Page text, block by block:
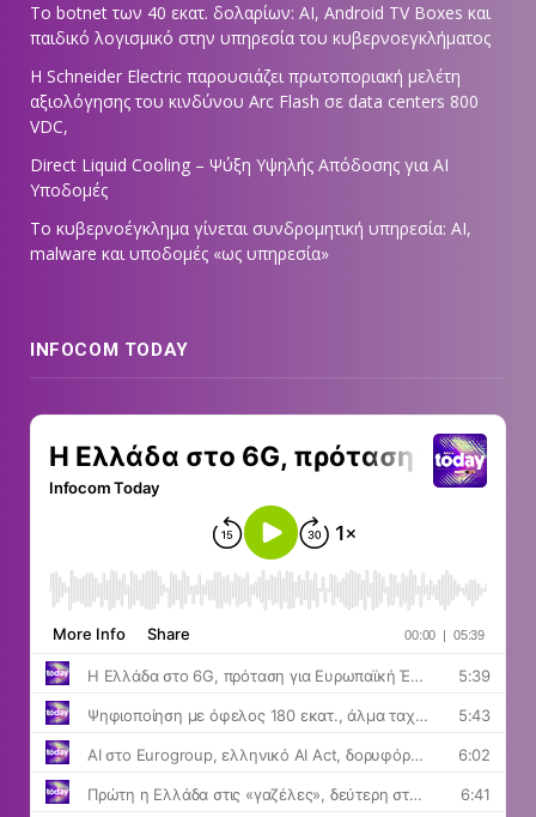
Το botnet των 40 εκατ. δολαρίων: AI, Android TV Boxes και
παιδικό λογισμικό στην υπηρεσία του κυβερνοεγκλήματος
Η Schneider Electric παρουσιάζει πρωτοποριακή μελέτη
αξιολόγησης του κινδύνου Arc Flash σε data centers 800
VDC,
Direct Liquid Cooling – Ψύξη Υψηλής Απόδοσης για AI
Υποδομές
Το κυβερνοέγκλημα γίνεται συνδρομητική υπηρεσία: AI,
malware και υποδομές «ως υπηρεσία»
INFOCOM TODAY